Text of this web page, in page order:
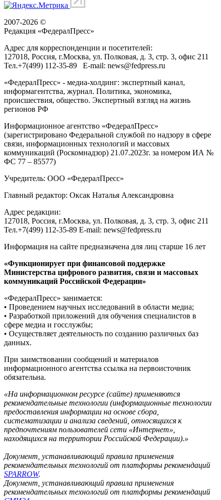
2007-2026 ©
Редакция «ФедералПресс»
Адрес для корреспонденции и посетителей:
127018, Россия, г.Москва, ул. Полковая, д. 3, стр. 3, офис 211
Тел.+7(499) 112-35-89 E-mail: news@fedpress.ru
«ФедералПресс» - медиа-холдинг: экспертный канал,
информагентства, журнал. Политика, экономика,
происшествия, общество. Экспертный взгляд на жизнь
регионов РФ
Информационное агентство «ФедералПресс»
(зарегистрировано Федеральной службой по надзору в сфере
связи, информационных технологий и массовых
коммуникаций (Роскомнадзор) 21.07.2023г. за номером ИА №
ФС 77 – 85577)
Учредитель: ООО «ФедералПресс»
Главный редактор: Оксак Наталья Александровна
Адрес редакции:
127018, Россия, г.Москва, ул. Полковая, д. 3, стр. 3, офис 211
Тел.+7(499) 112-35-89 E-mail: news@fedpress.ru
Информация на сайте предназначена для лиц старше 16 лет
«Функционирует при финансовой поддержке
Министерства цифрового развития, связи и массовых
коммуникаций Российской Федерации»
«ФедералПресс» занимается:
• Проведением научных исследований в области медиа;
• Разработкой приложений для обучения специалистов в
сфере медиа и госслужбы;
• Осуществляет деятельность по созданию различных баз
данных.
При заимствовании сообщений и материалов
информационного агентства ссылка на первоисточник
обязательна.
«На информационном ресурсе (сайте) применяются
рекомендательные технологии (информационные технологии
предоставления информации на основе сбора,
систематизации и анализа сведений, относящихся к
предпочтениям пользователей сети «Интернет»,
находящихся на территории Российской Федерации).»
Документ, устанавливающий правила применения
рекомендательных технологий от платформы рекомендаций
SPARROW.
Документ, устанавливающий правила применения
рекомендательных технологий от платформы рекомендаций